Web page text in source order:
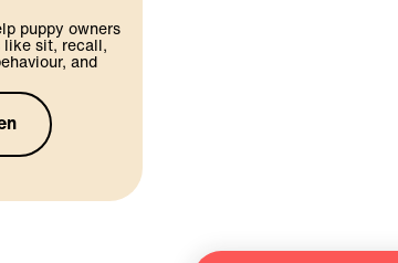
puppy owners
sit, recall,
and